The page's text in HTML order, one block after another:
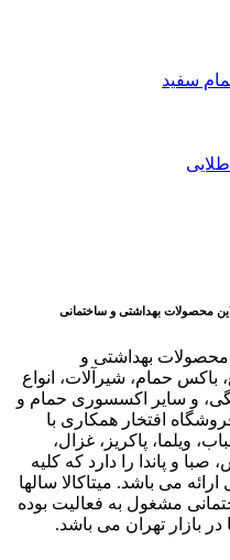
سفید
محصولات بهداشتی و ساختمانی
محصولات بهداشتی و
باکس حمام، شیرآلات، انواع
و سایر اکسسوری حمام و
افتخار همکاری با
ویلما، پاکریز، غزال،
صبا و پاندا را دارد که کلیه
می باشد. میتاکالا سالها
مشغول به فعالیت بوده
بازار تهران می باشد.